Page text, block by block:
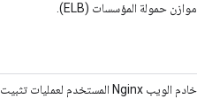
موازن حمولة المؤسسات (ELB).
خادم الويب Nginx المستخدم لعمليات تثبيت